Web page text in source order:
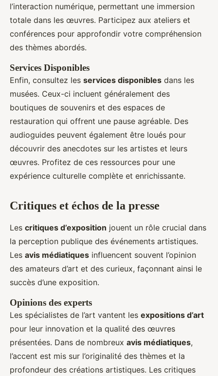
l’interaction numérique, permettant une immersion
totale dans les œuvres. Participez aux ateliers et
conférences pour approfondir votre compréhension
des thèmes abordés.
Services Disponibles
Enfin, consultez les services disponibles dans les
musées. Ceux-ci incluent généralement des
boutiques de souvenirs et des espaces de
restauration qui offrent une pause agréable. Des
audioguides peuvent également être loués pour
découvrir des anecdotes sur les artistes et leurs
œuvres. Profitez de ces ressources pour une
expérience culturelle complète et enrichissante.
Critiques et échos de la presse
Les critiques d’exposition jouent un rôle crucial dans
la perception publique des événements artistiques.
Les avis médiatiques influencent souvent l’opinion
des amateurs d’art et des curieux, façonnant ainsi le
succès d’une exposition.
Opinions des experts
Les spécialistes de l’art vantent les expositions d’art
pour leur innovation et la qualité des œuvres
présentées. Dans de nombreux avis médiatiques,
l’accent est mis sur l’originalité des thèmes et la
profondeur des créations artistiques. Les critiques